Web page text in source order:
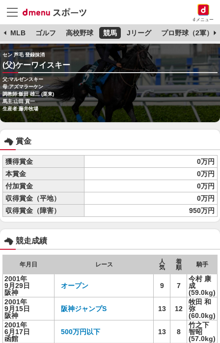
dメニュー
MLB ゴルフ 高校野球 競馬 Jリーグ プロ野球（2軍）
セン 芦毛 登録抹消
(父)ケーワイスキー
父:マルゼンスキー
母:アズマラーケン
調教師:飯田 雄三 (栗東)
馬主:山田 貢一
生産者:藤井牧場
賞金
獲得賞金
0万円
本賞金
0万円
付加賞金
0万円
収得賞金（平地）
0万円
収得賞金（障害）
950万円
競走成績
年月日 レース
人
気
着
順
騎手
2001年
9月29日
阪神
オープン 9 7
今村 康
成
(59.0kg)
2001年
9月15日
阪神
阪神ジャンプS 13 12
牧田 和
弥
(60.0kg)
2001年
6月17日
函館
500万円以下 13 8
竹之下
智昭
(57.0kg)